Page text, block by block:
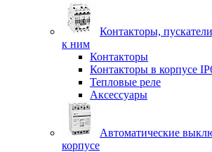
Контакторы,
к ним
Контакторы
Контакторы в корпусе
Тепловые реле
Аксессуары
Автоматические
корпусе